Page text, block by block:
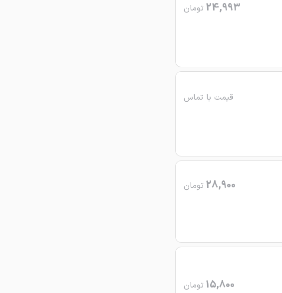
24,993 تومان
قیمت با تماس
28,900 تومان
15,800 تومان